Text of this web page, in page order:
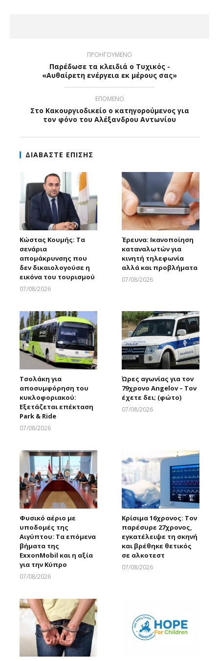
ΠΡΟΗΓΟΥΜΕΝΟ
Παρέδωσε τα κλειδιά ο Τυχικός -
«Αυθαίρετη ενέργεια εκ μέρους σας»
ΕΠΟΜΕΝΟ
Στο Κακουργιοδικείο ο κατηγορούμενος για
τον φόνο του Αλέξανδρου Αντωνίου
ΔΙΑΒΑΣΤΕ ΕΠΙΣΗΣ
Κώστας Κουμής: Τα
σενάρια
απομάκρυνσης που
δεν δικαιολογούσε η
εικόνα του τουρισμού
07/08/2026
Έρευνα: Ικανοποίηση
καταναλωτών για
κινητή τηλεφωνία
αλλά και προβλήματα
07/08/2026
Τσολάκη για
αποσυμφόρηση του
κυκλοφοριακού:
Εξετάζεται επέκταση
Park & Ride
07/08/2026
Ώρες αγωνίας για τον
79χρονο Angelov – Τον
έχετε δει; (φώτο)
07/08/2026
Φυσικό αέριο με
υποδομές της
Αιγύπτου: Τα επόμενα
βήματα της
ExxonMobil και η αξία
για την Κύπρο
07/08/2026
Κρίσιμα 16χρονος: Τον
παρέσυρε 27χρονος,
εγκατέλειψε τη σκηνή
και βρέθηκε θετικός
σε αλκοτεστ
07/08/2026